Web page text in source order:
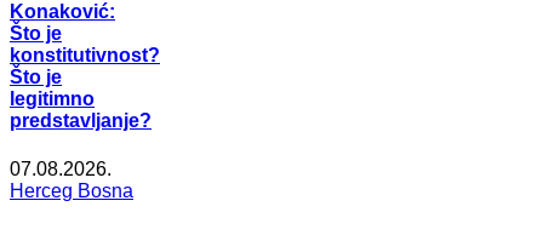
Konaković:
Što je
konstitutivnost?
Što je
legitimno
predstavljanje?
07.08.2026.
Herceg Bosna